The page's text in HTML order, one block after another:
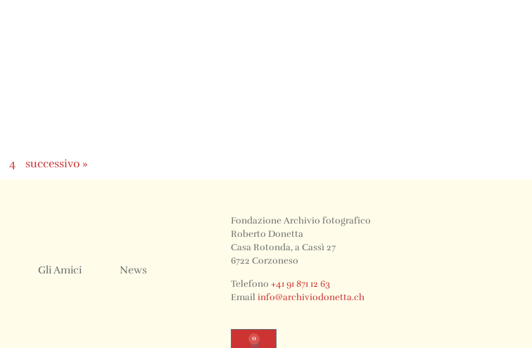
4 successivo »
Gli Amici News
Fondazione Archivio fotografico
Roberto Donetta
Casa Rotonda, a Cassì 27
6722 Corzoneso
Telefono +41 91 871 12 63
Email info@archiviodonetta.ch
0